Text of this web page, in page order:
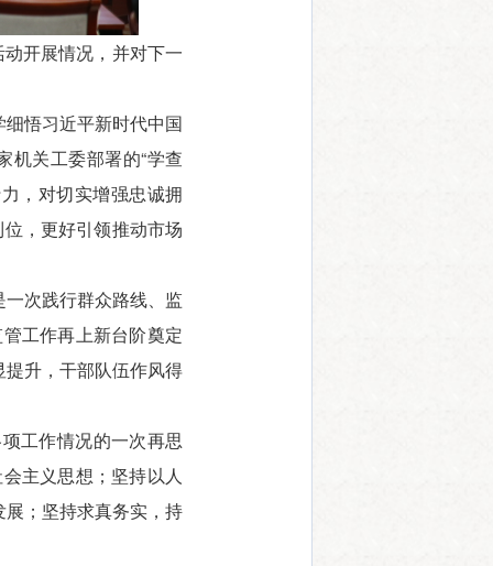
开展情况，并对下一
悟习近平新时代中国
机关工委部署的“学查
，对切实增强忠诚拥
，更好引领推动市场
次践行群众路线、监
工作再上新台阶奠定
升，干部队伍作风得
工作情况的一次再思
主义思想；坚持以人
；坚持求真务实，持